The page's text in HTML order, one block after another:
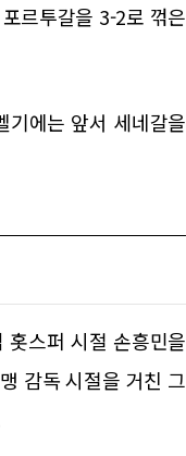
르투갈을 3-2로 꺾은
기에는 앞서 세네갈을
홋스퍼 시절 손흥민을
감독 시절을 거친 그